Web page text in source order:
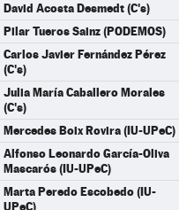
David Acosta Desmedt (C's)
Pilar Tueros Sainz (PODEMOS)
Carlos Javier Fernández Pérez
(C's)
Julia María Caballero Morales
(C's)
Mercedes Boix Rovira (IU-UPeC)
Alfonso Leonardo García-Oliva
Mascarós (IU-UPeC)
Marta Peredo Escobedo (IU-
UPeC)